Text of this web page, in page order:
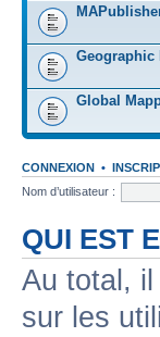
Geographic
Global
CONNEXION •
Nom d’utilisateur :
QUI EST
Au total,
sur les